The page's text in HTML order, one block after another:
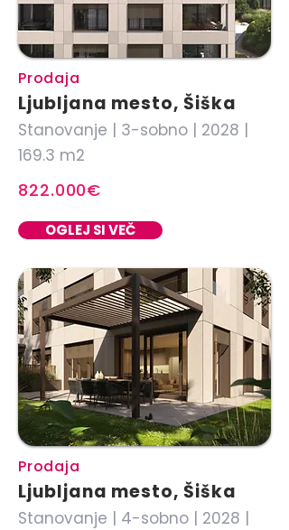
Prodaja
Ljubljana mesto, Šiška
Stanovanje | 3-sobno | 2028 |
169.3 m2
822.000€
OGLEJ SI VEČ
Prodaja
Ljubljana mesto, Šiška
Stanovanje | 4-sobno | 2028 |